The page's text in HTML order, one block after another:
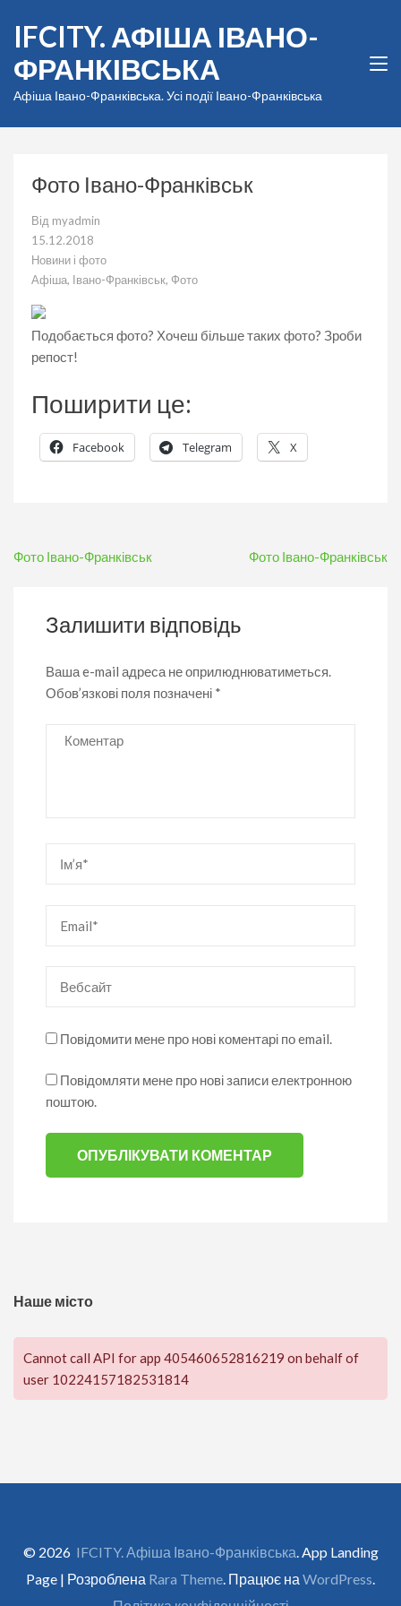
вмісту
(натисніть
Enter)
IFCITY. АФІША ІВАНО-
ФРАНКІВСЬКА
Афіша Івано-Франківська. Усі події Івано-Франківська
Фото Івано-Франківськ
Від myadmin
15.12.2018
Новини і фото
Афіша, Івано-Франківськ, Фото
Подобається фото? Хочеш більше таких фото? Зроби
репост!
Поширити це:
Facebook Telegram X
Навігація
Фото Івано-Франківськ Фото Івано-Франківськ
Залишити відповідь
Ваша e-mail адреса не оприлюднюватиметься.
Обов’язкові поля позначені *
Коментар
Повідомити мене про нові коментарі по email.
Повідомляти мене про нові записи електронною
поштою.
Наше місто
Cannot call API for app 405460652816219 on behalf of
user 10224157182531814
© 2026 IFCITY. Афіша Івано-Франківська . App Landing
Page | Розроблена Rara Theme . Працює на WordPress